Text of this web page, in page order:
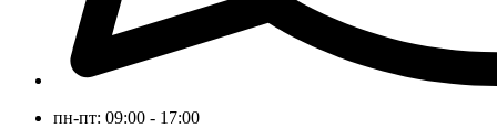
пн-пт: 09:00 - 17:00